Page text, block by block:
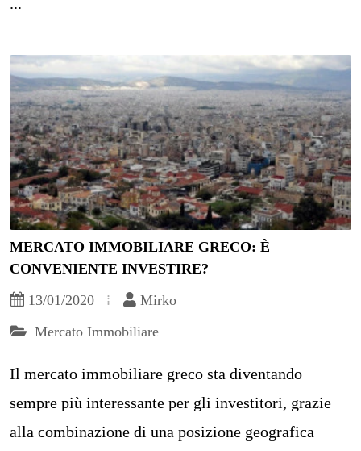
MERCATO IMMOBILIARE GRECO: È
CONVENIENTE INVESTIRE?
13/01/2020
Mirko
Mercato Immobiliare
Il mercato immobiliare greco sta diventando
sempre più interessante per gli investitori, grazie
alla combinazione di una posizione geografica